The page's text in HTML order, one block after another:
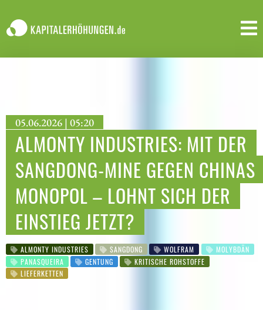
05.06.2026 | 05:20
ALMONTY INDUSTRIES: MIT DER
SANGDONG-MINE GEGEN CHINAS
MONOPOL – LOHNT SICH DER
EINSTIEG JETZT?
ALMONTY INDUSTRIES SANGDONG WOLFRAM
MOLYBDÄN
PANASQUEIRA
GENTUNG
KRITISCHE ROHSTOFFE
LIEFERKETTEN